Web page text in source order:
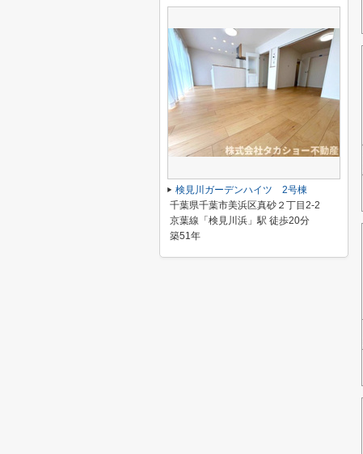
検見川ガーデンハイツ 2号棟
千葉県千葉市美浜区真砂２丁目2-2
京葉線「検見川浜」駅 徒歩20分
築51年